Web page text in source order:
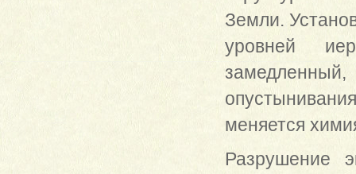
Земли.
уровней
меняется
Разрушение